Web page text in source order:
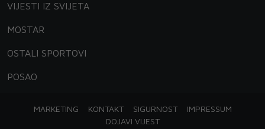
VIJESTI IZ SVIJETA
MOSTAR
OSTALI SPORTOVI
POSAO
MARKETING KONTAKT SIGURNOST
IMPRESSUM
DOJAVI VIJEST